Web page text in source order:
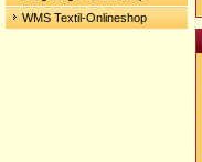
WMS Textil-Onlineshop